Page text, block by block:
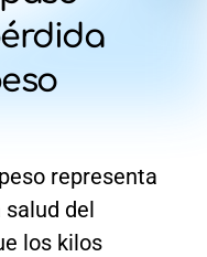
representa
del
los kilos